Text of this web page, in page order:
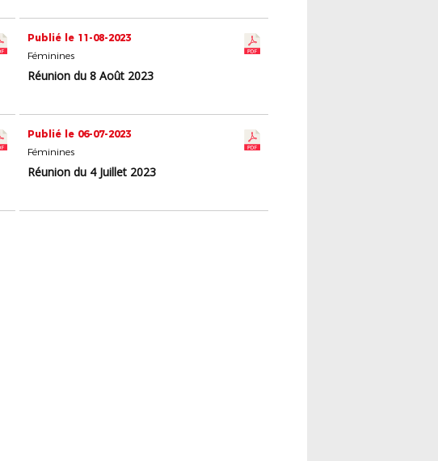
Publié le 11-08-2023
Féminines
Réunion du 8 Août 2023
Publié le 06-07-2023
Féminines
Réunion du 4 Juillet 2023